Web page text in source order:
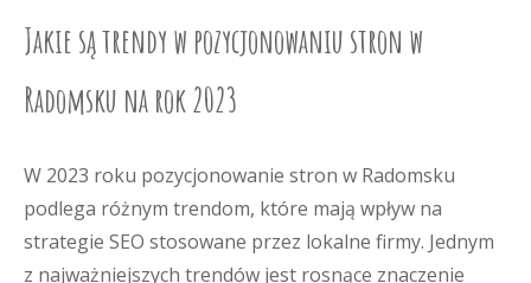
Jakie są trendy w pozycjonowaniu stron w
Radomsku na rok 2023
W 2023 roku pozycjonowanie stron w Radomsku
podlega różnym trendom, które mają wpływ na
strategie SEO stosowane przez lokalne firmy. Jednym
z najważniejszych trendów jest rosnące znaczenie